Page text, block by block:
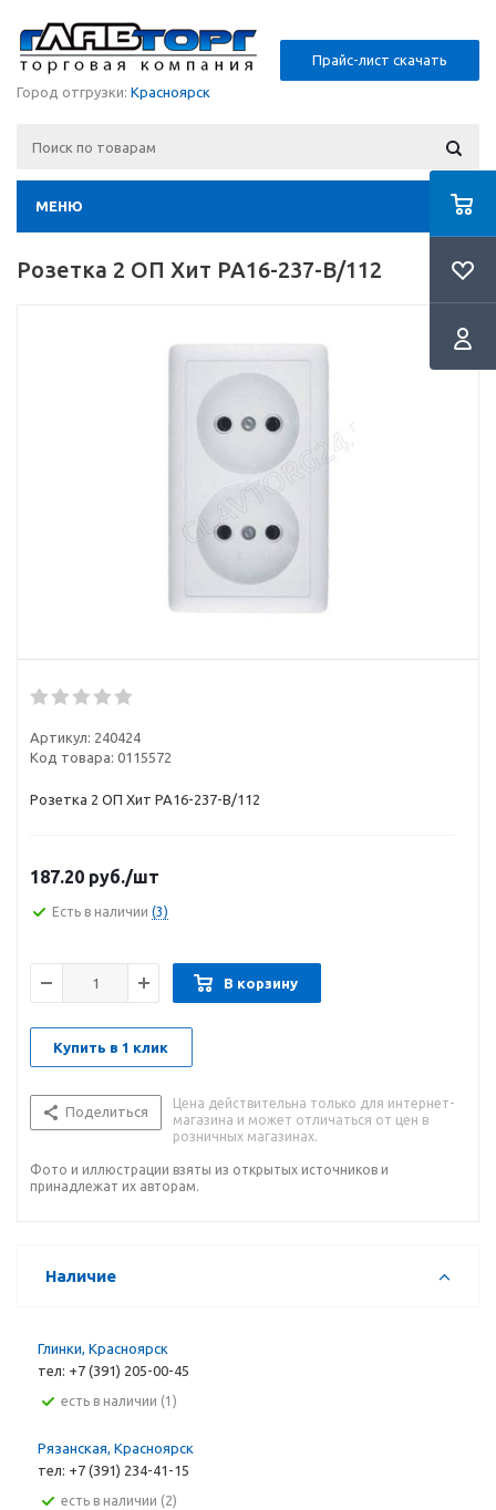
Прайс-лист скачать
Город отгрузки: Красноярск
МЕНЮ
Розетка 2 ОП Хит РА16-237-В/112
Артикул: 240424
Код товара: 0115572
Розетка 2 ОП Хит РА16-237-В/112
187.20 руб./шт
Есть в наличии (3)
В корзину
Купить в 1 клик
Поделиться
Цена действительна только для интернет-
магазина и может отличаться от цен в
розничных магазинах.
Фото и иллюстрации взяты из открытых источников и
принадлежат их авторам.
Наличие
Глинки, Красноярск
тел: +7 (391) 205-00-45
Есть в наличии (1)
Рязанская, Красноярск
тел: +7 (391) 234-41-15
Есть в наличии (2)